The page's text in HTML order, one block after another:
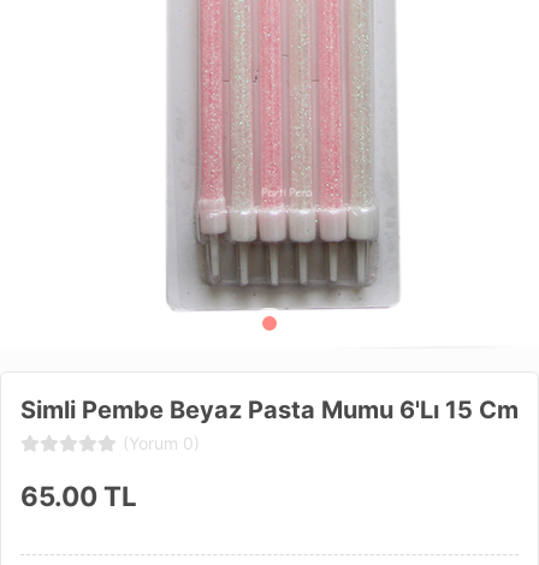
Simli Pembe Beyaz Pasta Mumu 6'lı 15 Cm
(Yorum 0)
65.00TL